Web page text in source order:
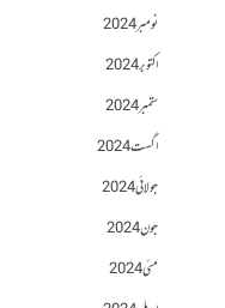
نومبر 2024
اکتوبر 2024
ستمبر 2024
اگست 2024
جولائی 2024
جون 2024
مئی 2024